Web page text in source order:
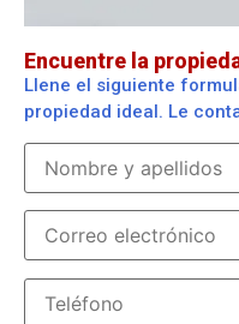
Encuentre la
Llene el siguiente
propiedad ideal. Le